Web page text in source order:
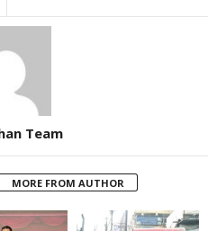
Team
MORE FROM AUTHOR